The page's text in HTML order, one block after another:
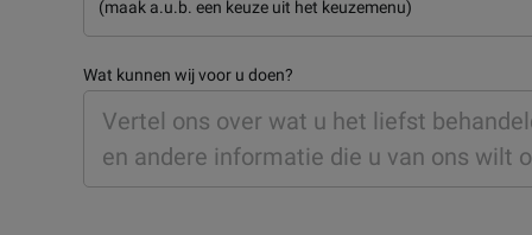
Wat kunnen wij voor u doen?